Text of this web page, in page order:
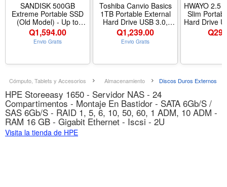
SANDISK 500GB
Extreme Portable SSD
(Old Model) - Up to
1050MB/s, USB-C, USB
3.2 Gen 2, IP65 Water
and Dust Resistance,
External Solid State
500G-G25 | 1050MB/s
NVMe SSD with IP55
rating and 256-bit
encryption for pho...
Q1,594.00
Envio Gratis
Toshiba Canvio Basics
1TB Portable External
Hard Drive USB 3.0,
Black - HDTB510XK3AA
Q1,239.00
Envio Gratis
HWAYO 2.5
Slim
Hard Drive
Q
Cómputo, Tablets y Accesorios Almacenamiento Discos Duros Externos
HPE Storeeasy 1650 - Servidor NAS - 24
Compartimentos - Montaje En Bastidor - SATA 6Gb/S /
SAS 6Gb/S - RAID 1, 5, 6, 10, 50, 60, 1 ADM, 10 ADM -
RAM 16 GB - Gigabit Ethernet - Iscsi - 2U
Visita la tienda de HPE